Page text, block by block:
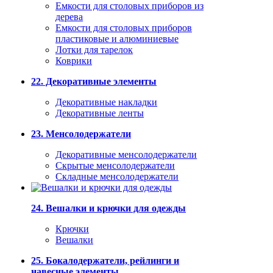
Емкости для столовых приборов из
дерева
Емкости для столовых приборов
пластиковые и алюминиевые
Лотки для тарелок
Коврики
22. Декоративные элементы
Декоративные накладки
Декоративные ленты
23. Менсолодержатели
Декоративные менсолодержатели
Скрытые менсолодержатели
Складные менсолодержатели
24. Вешалки и крючки для одежды
Крючки
Вешалки
25. Бокалодержатели, рейлинги и